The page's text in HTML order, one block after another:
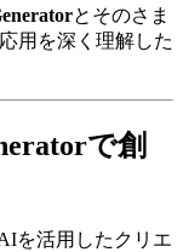
とそのさま
用を深く理解した
で創
を活用したクリエ